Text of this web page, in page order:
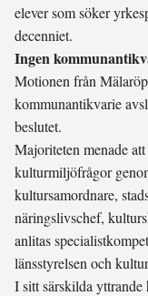
elever som söker
decenniet.
Ingen
Motionen från
kommunantikvarie
beslutet.
Majoriteten menade
kulturmiljöfrågor
kultursamordnare,
näringslivschef,
anlitas
länsstyrelsen och
I sitt särskilda yttrande